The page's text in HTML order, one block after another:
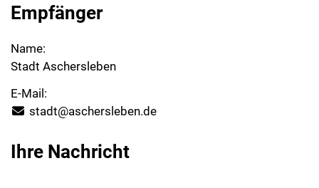
Empfänger
Name:
Stadt Aschersleben
E-Mail:
stadt@aschersleben.de
Ihre Nachricht